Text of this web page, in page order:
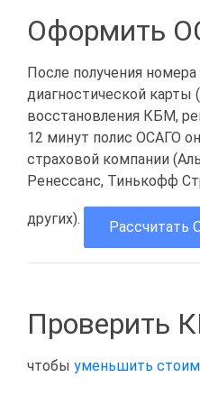
Оформить
После получения
диагностической
восстановления КБМ,
12 минут полис ОСАГО
страховой компании
Ренессанс, Тинькофф
других). Рассчитать
Проверить
чтобы уменьшить